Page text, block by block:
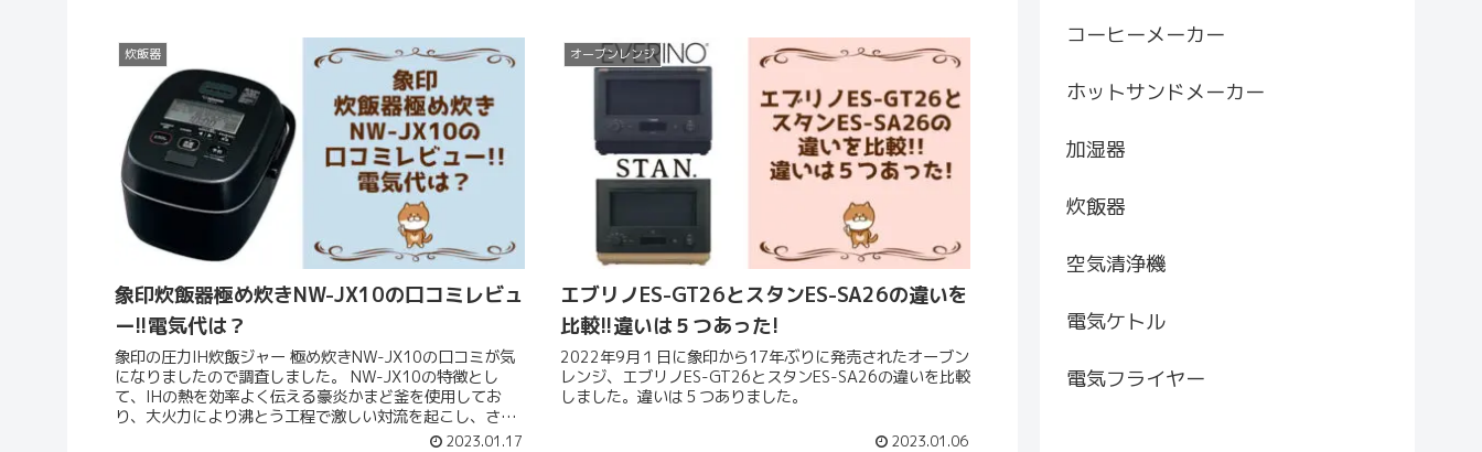
炊飯器
象印炊飯器極め炊きNW-JX10の口コミレビュ
ー!!電気代は？
象印の圧力IH炊飯ジャー 極め炊きNW-JX10の口コミが気
になりましたので調査しました。 NW-JX10の特徴とし
て、IHの熱を効率よく伝える豪炎かまど釜を使用してお
り、大火力により沸とう工程で激しい対流を起こし、さら
2023.01.17
オーブンレンジ
エブリノES-GT26とスタンES-SA26の違いを
比較!!違いは５つあった!
2022年9月１日に象印から17年ぶりに発売されたオーブン
レンジ、エブリノES-GT26とスタンES-SA26の違いを比較
しました。違いは５つありました。
2023.01.06
コーヒーメーカー
ホットサンドメーカー
加湿器
炊飯器
空気清浄機
電気ケトル
電気フライヤー